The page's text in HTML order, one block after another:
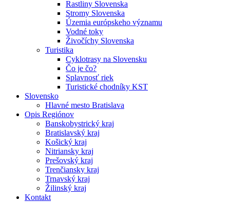
Rastliny Slovenska
Stromy Slovenska
Územia európskeho významu
Vodné toky
Živočíchy Slovenska
Turistika
Cyklotrasy na Slovensku
Čo je čo?
Splavnosť riek
Turistické chodníky KST
Slovensko
Hlavné mesto Bratislava
Opis Regiónov
Banskobystrický kraj
Bratislavský kraj
Košický kraj
Nitriansky kraj
Prešovský kraj
Trenčiansky kraj
Trnavský kraj
Žilinský kraj
Kontakt